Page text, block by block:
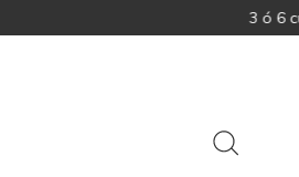
3 ó 6 cuotas sin